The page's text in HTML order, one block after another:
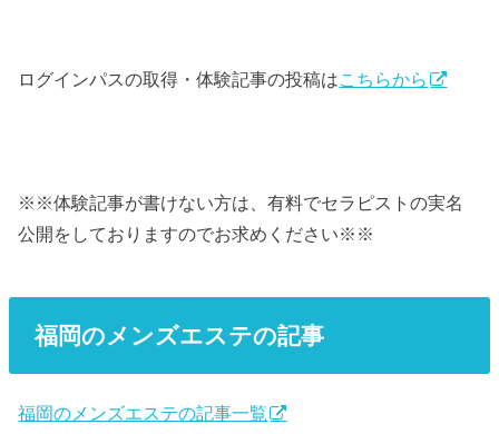
ログインパスの取得・体験記事の投稿はこちらから
※※体験記事が書けない方は、有料でセラピストの実名
公開をしておりますのでお求めください※※
福岡のメンズエステの記事
福岡のメンズエステの記事一覧